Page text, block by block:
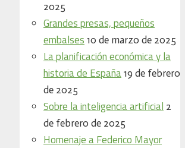
2025
Grandes presas, pequeños
embalses 10 de marzo de 2025
La planificación económica y la
historia de España 19 de febrero
de 2025
Sobre la inteligencia artificial 2
de febrero de 2025
Homenaje a Federico Mayor